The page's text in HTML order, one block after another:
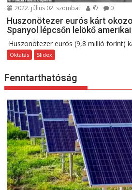
2022. július 02. szombat © 0
Huszonötezer eurós kárt
Spanyol lépcsőn lelökő
Huszonötezer eurós (9,8 millió forint)
Oktatás Slidex
Fenntarthatóság